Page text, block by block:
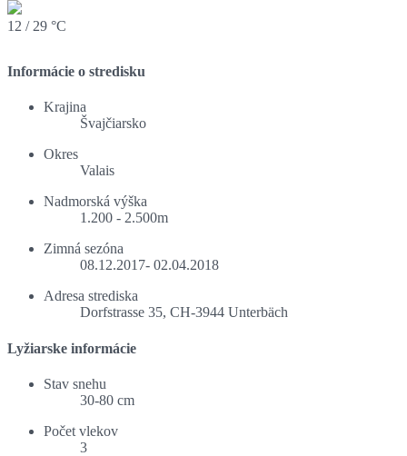
12 / 29 °C
Informácie o stredisku
Krajina
Švajčiarsko
Okres
Valais
Nadmorská výška
1.200 - 2.500m
Zimná sezóna
08.12.2017- 02.04.2018
Adresa strediska
Dorfstrasse 35, CH-3944 Unterbäch
Lyžiarske informácie
Stav snehu
30-80 cm
Počet vlekov
3